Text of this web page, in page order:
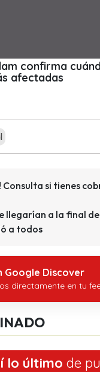
confirma
afectadas
si tienes
llegarían a la final de
a todos
Google Discover
directamente en tu
lo último de